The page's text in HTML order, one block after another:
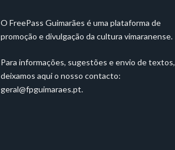
O FreePass Guimarães é uma plataforma de
promoção e divulgação da cultura vimaranense.
Para informações, sugestões e envio de textos,
deixamos aqui o nosso contacto:
geral@fpguimaraes.pt.